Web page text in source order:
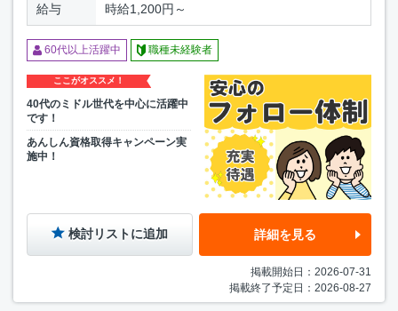
給与 時給1,200円～
60代以上活躍中 職種未経験者
ここがオススメ！
40代のミドル世代を中心に活躍中
です！
あんしん資格取得キャンペーン実
施中！
検討リストに追加 詳細を見る
掲載開始日：2026-07-31
掲載終了予定日：2026-08-27